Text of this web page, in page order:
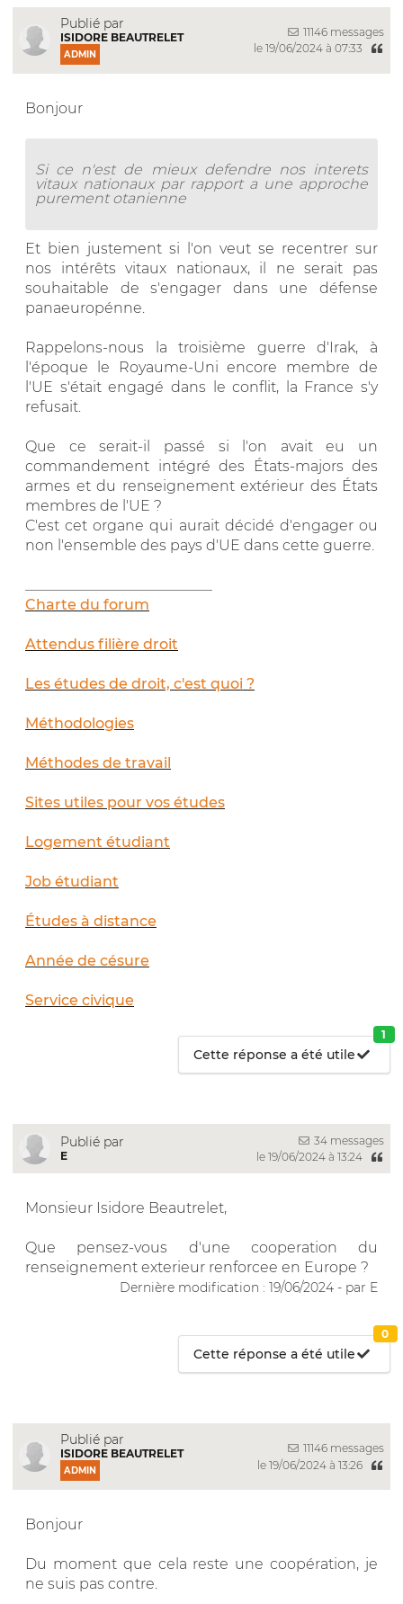
Publié par
ISIDORE BEAUTRELET
ADMIN
11146 messages
le 19/06/2024 à 07:33
Bonjour
Si ce n'est de mieux defendre nos interets
vitaux nationaux par rapport a une approche
purement otanienne
Et bien justement si l'on veut se recentrer sur
nos intérêts vitaux nationaux, il ne serait pas
souhaitable de s'engager dans une défense
panaeuropénne.
Rappelons-nous la troisième guerre d'Irak, à
l'époque le Royaume-Uni encore membre de
l'UE s'était engagé dans le conflit, la France s'y
refusait.
Que ce serait-il passé si l'on avait eu un
commandement intégré des États-majors des
armes et du renseignement extérieur des États
membres de l'UE ?
C'est cet organe qui aurait décidé d'engager ou
non l'ensemble des pays d'UE dans cette guerre.
Charte du forum
Attendus filière droit
Les études de droit, c'est quoi ?
Méthodologies
Méthodes de travail
Sites utiles pour vos études
Logement étudiant
Job étudiant
Études à distance
Année de césure
Service civique
Cette réponse a été utile
1
Publié par
E
34 messages
le 19/06/2024 à 13:24
Monsieur Isidore Beautrelet,
Que pensez-vous d'une cooperation du
renseignement exterieur renforcee en Europe ?
Dernière modification : 19/06/2024 - par E
Cette réponse a été utile
0
Publié par
ISIDORE BEAUTRELET
ADMIN
11146 messages
le 19/06/2024 à 13:26
Bonjour
Du moment que cela reste une coopération, je
ne suis pas contre.